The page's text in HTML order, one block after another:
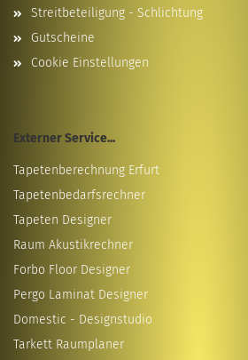
Streitbeteiligung - Schlichtung
Gutscheine
Cookie Einstellungen
Externer Service...
Tapetenberechnung Erfurt
Tapetenbedarfsrechner
Tapeten Designer
Raum Akustikrechner
Forbo Floor Designer
Pergo Laminat Designer
Domestic - Designstudio
Tarkett Raumplaner